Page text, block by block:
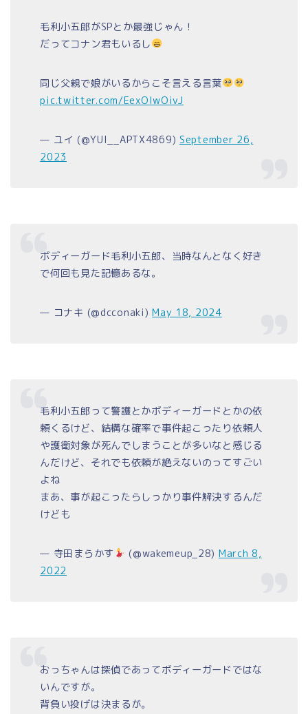
毛利小五郎がSPとか最強じゃん！
だってコナン君もいるし
同じ父親で娘がいるからこそ言える言葉
pic.twitter.com/EexOIwOivJ
— ユイ (@YUI__APTX4869)September 26,
2023
ボディーガード毛利小五郎、当時なんとなく好き
で何回も見た記憶あるな。
— コナキ (@dcconaki)May 18, 2024
毛利小五郎って警護とかボディーガードとかの依
頼くるけど、結構な確率で事件起こったり依頼人
や護衛対象が死んでしまうことが多いなと感じる
んだけど、それでも依頼が絶えないのってすごい
よね
まあ、事が起こったらしっかり事件解決するんだ
けども
— 寺田まらかす (@wakemeup_28) March 8,
2022
おっちゃんは探偵であってボディーガードではな
いんですが。
背負い投げは決まるが。